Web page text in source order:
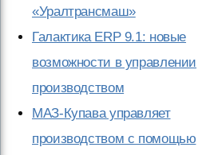
«Уралтрансмаш»
Галактика ERP 9.1: новые
возможности в управлении
производством
МАЗ-Купава управляет
производством с помощью